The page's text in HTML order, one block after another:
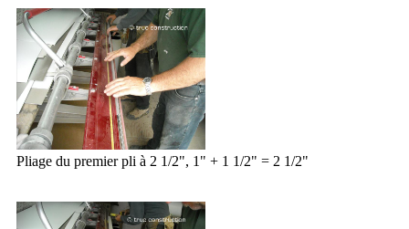
Pliage du premier pli à 2 1/2", 1" + 1 1/2" = 2 1/2"